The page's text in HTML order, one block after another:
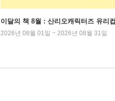
이달의 책 8월 : 산리오캐릭터즈 유리컵
2026년 08월 01일 ~ 2026년 08월 31일